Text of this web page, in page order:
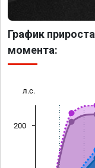
График
момента:
л.с.
200